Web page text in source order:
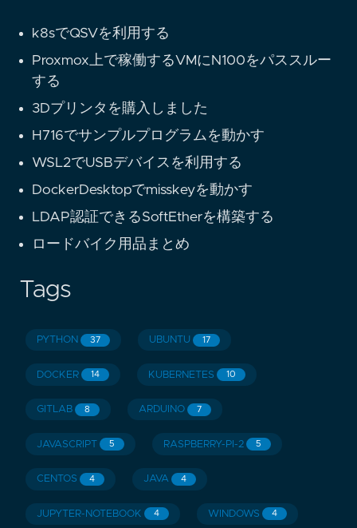
k8sでQSVを利用する
Proxmox上で稼働するVMにN100をパススルー
する
3Dプリンタを購入しました
H716でサンプルプログラムを動かす
WSL2でUSBデバイスを利用する
DockerDesktopでmisskeyを動かす
LDAP認証できるSoftEtherを構築する
ロードバイク用品まとめ
Tags
PYTHON 37 UBUNTU 17
DOCKER 14 KUBERNETES 10
GITLAB 8 ARDUINO 7
JAVASCRIPT 5 RASPBERRY-PI-2 5
CENTOS 4 JAVA 4
JUPYTER-NOTEBOOK 4 WINDOWS 4